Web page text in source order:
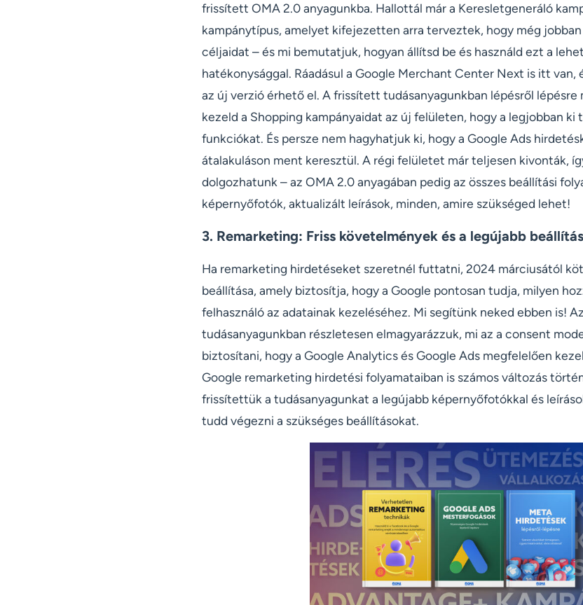
frissített OMA 2.0 anyagunkba. Hallottál már a Keresletgeneráló
kampánytípus, amelyet kifejezetten arra terveztek, hogy még
céljaidat – és mi bemutatjuk, hogyan állítsd be és használd ezt a
hatékonysággal. Ráadásul a Google Merchant Center Next is itt van,
az új verzió érhető el. A frissített tudásanyagunkban lépésről
kezeld a Shopping kampányaidat az új felületen, hogy a legjobban ki
funkciókat. És persze nem hagyhatjuk ki, hogy a Google Ads
átalakuláson ment keresztül. A régi felületet már teljesen kivonták,
dolgozhatunk – az OMA 2.0 anyagában pedig az összes beállítási
képernyőfotók, aktualizált leírások, minden, amire szükséged lehet!
3. Remarketing: Friss követelmények és a legújabb
Ha remarketing hirdetéseket szeretnél futtatni, 2024 márciusától
beállítása, amely biztosítja, hogy a Google pontosan tudja, milyen
felhasználó az adatainak kezeléséhez. Mi segítünk neked ebben is!
tudásanyagunkban részletesen elmagyarázzuk, mi az a consent
biztosítani, hogy a Google Analytics és Google Ads megfelelően
Google remarketing hirdetési folyamataiban is számos változás
frissítettük a tudásanyagunkat a legújabb képernyőfotókkal és
tudd végezni a szükséges beállításokat.